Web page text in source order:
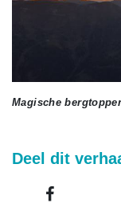
Magische
Deel dit